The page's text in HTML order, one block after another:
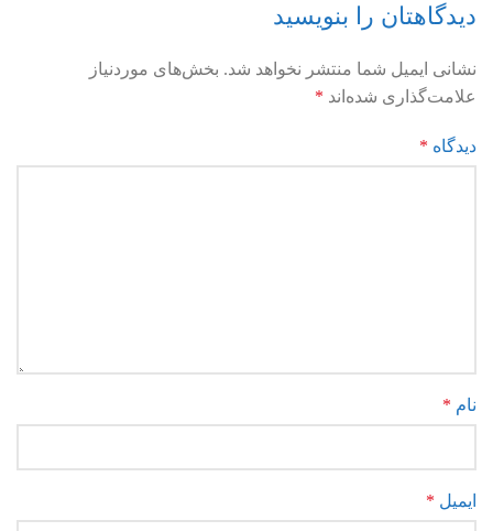
دیدگاهتان را بنویسید
نشانی ایمیل شما منتشر نخواهد شد. بخش‌های موردنیاز
علامت‌گذاری شده‌اند *
دیدگاه *
نام *
ایمیل *